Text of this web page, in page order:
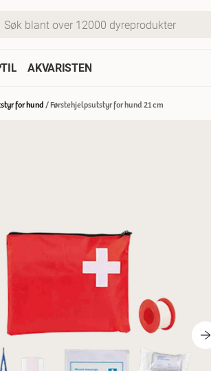
AKVARISTEN
for hund /Førstehjelpsutstyr for hund 21 cm